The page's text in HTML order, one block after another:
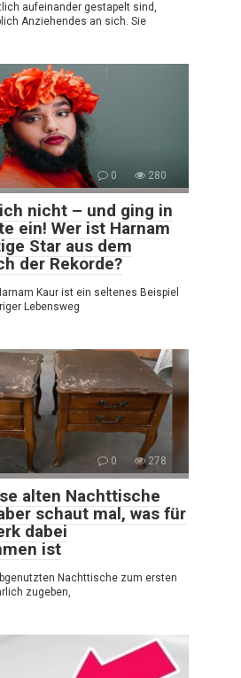
aufeinander gestapelt sind,
Anziehendes an sich. Sie
0 280
nicht – und ging in
ein! Wer ist Harnam
Star aus dem
der Rekorde?
Kaur ist ein seltenes Beispiel
Lebensweg
0 278
alten Nachttische
schaut mal, was für
dabei
ist
Nachttische zum ersten
zugeben,